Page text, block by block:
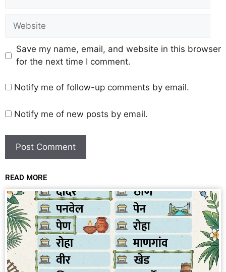
Save my name, email, and website in this browser
for the next time I comment.
Notify me of follow-up comments by email.
Notify me of new posts by email.
READ MORE